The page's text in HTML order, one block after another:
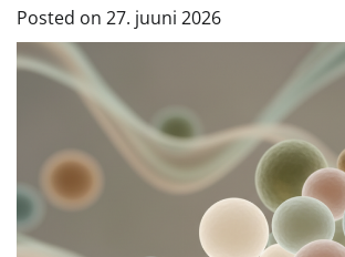
Posted on 27. juuni 2026